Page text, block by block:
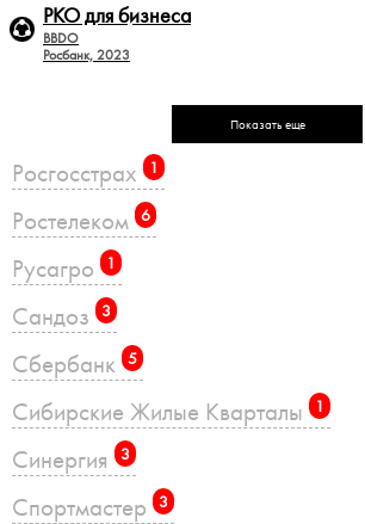
РКО для бизнеса
BBDO
Росбанк, 2023
Показать еще
Росгосстрах 1
Ростелеком 6
Русагро 1
Сандоз 3
Сбербанк 5
Сибирские Жилые Кварталы 1
Синергия 3
Спортмастер 3